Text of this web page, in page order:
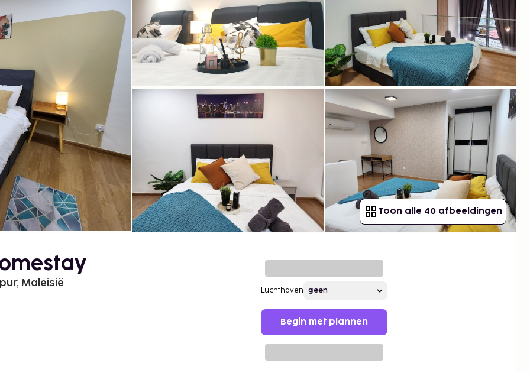
Toon alle 40 afbeeldingen
Maleisië
Luchthaven
Begin met plannen